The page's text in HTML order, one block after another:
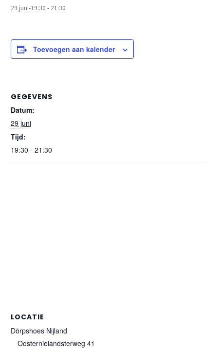
29 juni-19:30 - 21:30
Toevoegen aan kalender
GEGEVENS
Datum:
29 juni
Tijd:
19:30 - 21:30
LOCATIE
Dörpshoes Nijland
Oosternielandsterweg 41